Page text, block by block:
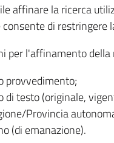
affinare la ricerca
di restringere
per l'affinamento della
provvedimento;
di testo (originale,
Provincia
(di emanazione).